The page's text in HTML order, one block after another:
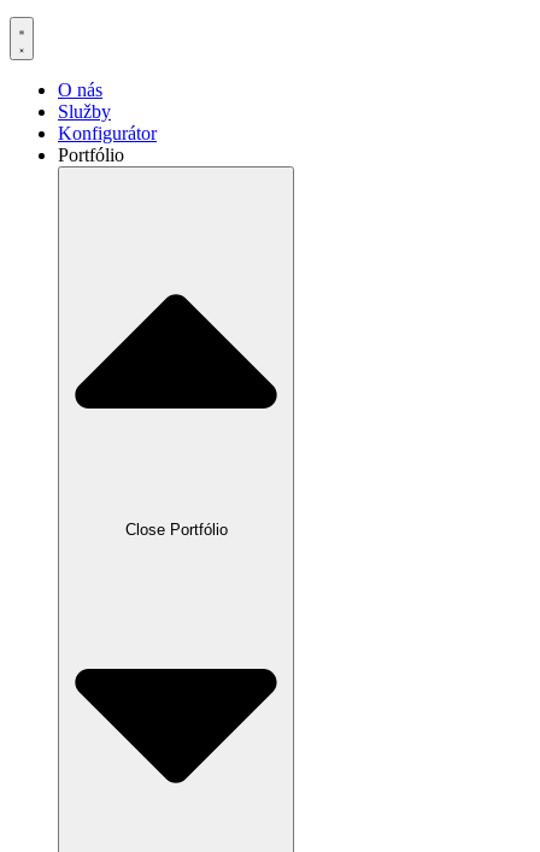
O nás
Služby
Konfigurátor
Portfólio
Close Portfólio